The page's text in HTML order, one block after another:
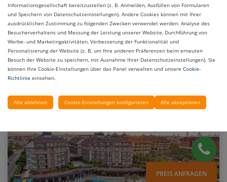
Kinder:
Jetzt Buchen
PREIS ANFRAGEN
Informationsgesellschaft bereitzustellen (z. B. Anmelden, Ausfüllen von Formularen
und Speichern von Datenschutzeinstellungen). Andere Cookies können mit Ihrer
ausdrücklichen Zustimmung zu folgenden Zwecken verwendet werden: Analyse des
Besucherverhaltens und Messung der Leistung unserer Website, Durchführung von
Werbe- und Marketingaktivitäten, Verbesserung der Funktionalität und
Personalisierung der Website (z. B. um Ihre anderen Präferenzen beim erneuten
Besuch der Website zu speichern, mit Ausnahme Ihrer Datenschutzeinstellungen). Sie
können Ihre Cookie-Einstellungen über das Panel verwalten und unsere Cookie-
Richtlinie einsehen.
Alle ablehnen Cookie-Einstellungen konfigurieren Alle akzeptieren